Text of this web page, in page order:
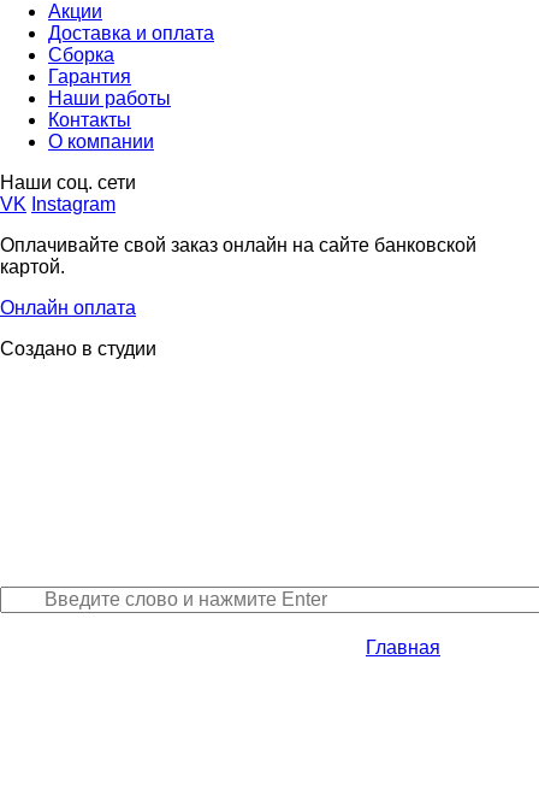
Акции
Доставка и оплата
Сборка
Гарантия
Наши работы
Контакты
О компании
Наши соц. сети
VK Instagram
Оплачивайте свой заказ онлайн на сайте банковской
картой.
Онлайн оплата
Создано в студии
Главная